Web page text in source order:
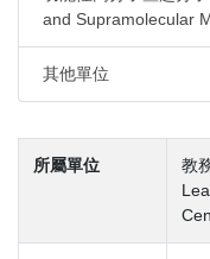
and Supramolecular
其他單位
所屬單位
教